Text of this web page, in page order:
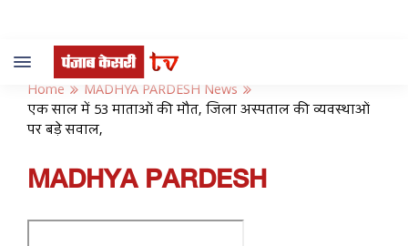
Toggle
navigation
Home
MADHYA PARDESH News
एक साल में 53 माताओं की मौत, जिला अस्पताल की व्यवस्थाओं
पर बड़े सवाल,
MADHYA PARDESH